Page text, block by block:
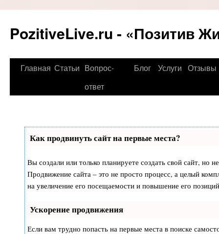
PozitiveLive.ru - «Позитив
Перейти
Главная Статьи Вопрос-
ответ
Блог Услуги Отзывы
Как продвинуть сайт на первые места?
Вы создали или только планируете создать свой сайт, но
Продвижение сайта – это не просто процесс, а целый
на увеличение его посещаемости и повышение его
Ускорение продвижения
Если вам трудно попасть на первые места в поиске